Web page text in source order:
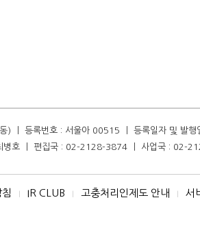
) ㅣ 등록번호 : 서울아 00515 ㅣ 등록일자 및 발
병호 ㅣ 편집국 : 02-2128-3874 ㅣ 사업국 : 02-
I IR CLUB I 고충처리인제도 안내 I 서